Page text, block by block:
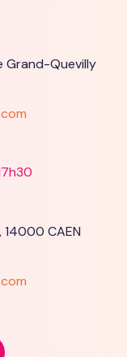
Grand-Quevilly
CAEN